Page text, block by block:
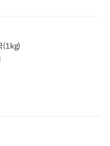
(1kg)